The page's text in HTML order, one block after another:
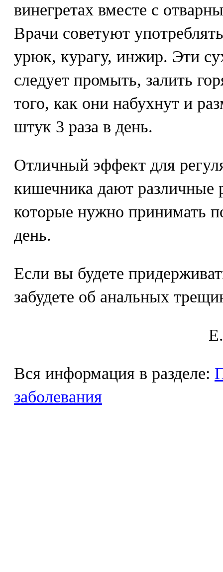
винегретах вместе с
Врачи советуют
урюк, курагу, инжир. Эти
следует промыть, залить
того, как они набухнут и
штук 3 раза в день.
Отличный эффект для
кишечника дают различные
которые нужно принимать
день.
Если вы будете
забудете об анальных
Вся информация в разделе:
заболевания